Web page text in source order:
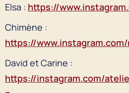
Elsa : https://
Chimène :
https://
David et Carine :
https://instagram.com/